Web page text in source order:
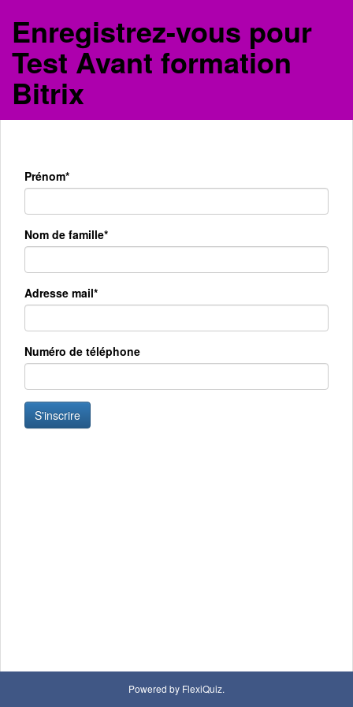
Enregistrez-vous pour
Test Avant formation
Bitrix
Prénom*
Nom de famille*
Adresse mail*
Numéro de téléphone
S'inscrire
Powered by FlexiQuiz.